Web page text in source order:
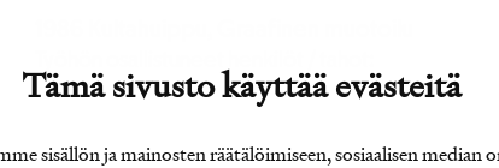
Tämä sivusto käyttää evästeitä
sisällön ja mainosten räätälöimiseen, sosiaalisen median